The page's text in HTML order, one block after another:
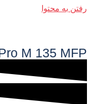
رفتن به محتوا
M 135 MFP​